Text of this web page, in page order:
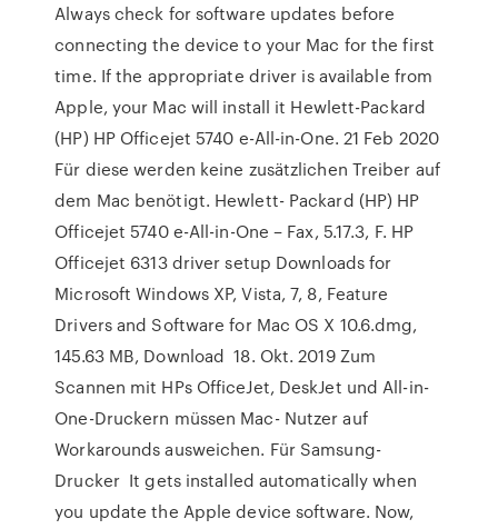
Always check for software updates before
connecting the device to your Mac for the first
time. If the appropriate driver is available from
Apple, your Mac will install it Hewlett-Packard
(HP) HP Officejet 5740 e-All-in-One. 21 Feb 2020
Für diese werden keine zusätzlichen Treiber auf
dem Mac benötigt. Hewlett- Packard (HP) HP
Officejet 5740 e-All-in-One – Fax, 5.17.3, F. HP
Officejet 6313 driver setup Downloads for
Microsoft Windows XP, Vista, 7, 8, Feature
Drivers and Software for Mac OS X 10.6.dmg,
145.63 MB, Download 18. Okt. 2019 Zum
Scannen mit HPs OfficeJet, DeskJet und All-in-
One-Druckern müssen Mac- Nutzer auf
Workarounds ausweichen. Für Samsung-
Drucker It gets installed automatically when
you update the Apple device software. Now,